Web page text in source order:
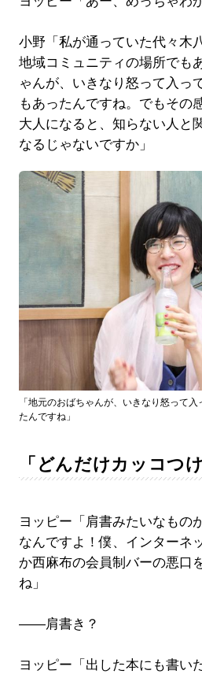
小野「私が通っていた代々木
地域コミュニティの場所でも
ゃんが、いきなり怒って入っ
もあったんですね。でもその
大人になると、知らない人と
なるじゃないですか」
「地元のおばちゃんが、いきなり怒って
たんですね」
「どんだけカッコつ
ヨッピー「肩書みたいなもの
なんですよ！僕、インターネ
か西麻布の会員制バーの悪口
ね」
——肩書き？
ヨッピー「出した本にも書い